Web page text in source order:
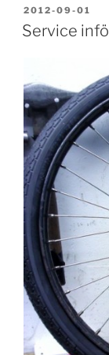
PUBLICERAT
2012-09-01
Service